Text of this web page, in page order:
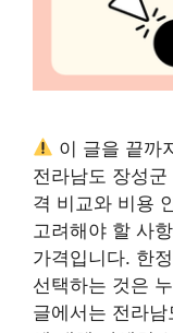
이 글을 끝까
전라남도 장성
격 비교와 비용
고려해야 할 사
가격입니다. 한
선택하는 것은
글에서는 전라